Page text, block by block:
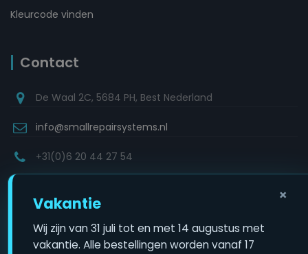
Kleurcode vinden
Contact
De Waal 2C, 5684 PH, Best Nederland
info@smallrepairsystems.nl
+31(0)6 20 44 27 54
Copyright © 2022Small Repair Systems. All rights reserved.
Ontwikkeld door WEBZIES
×
Vakantie
Wij zijn van 31 juli tot en met 14 augustus met
vakantie. Alle bestellingen worden vanaf 17